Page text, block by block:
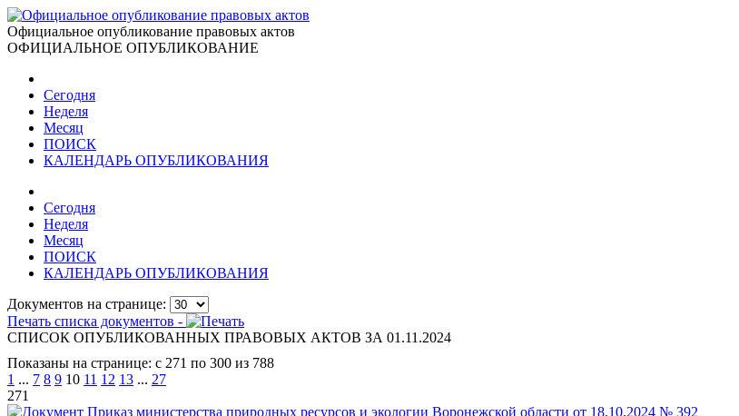
Официальное опубликование правовых актов
ОФИЦИАЛЬНОЕ ОПУБЛИКОВАНИЕ
Сегодня
Неделя
Месяц
ПОИСК
КАЛЕНДАРЬ ОПУБЛИКОВАНИЯ
Сегодня
Неделя
Месяц
ПОИСК
КАЛЕНДАРЬ ОПУБЛИКОВАНИЯ
Документов на странице:
Печать списка документов -
СПИСОК ОПУБЛИКОВАННЫХ ПРАВОВЫХ АКТОВ ЗА 01.11.2024
Показаны на странице: с 271 по 300 из 788
1 ... 7 8 9 10 11 12 13 ... 27
271
Приказ министерства природных ресурсов и экологии Воронежской области от 18.10.2024 № 392